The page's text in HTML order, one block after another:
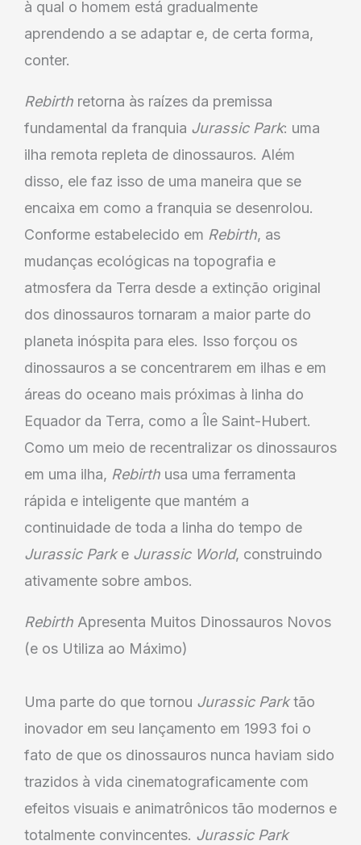
à qual o homem está gradualmente
aprendendo a se adaptar e, de certa forma,
conter.
Rebirth retorna às raízes da premissa
fundamental da franquia Jurassic Park: uma
ilha remota repleta de dinossauros. Além
disso, ele faz isso de uma maneira que se
encaixa em como a franquia se desenrolou.
Conforme estabelecido em Rebirth, as
mudanças ecológicas na topografia e
atmosfera da Terra desde a extinção original
dos dinossauros tornaram a maior parte do
planeta inóspita para eles. Isso forçou os
dinossauros a se concentrarem em ilhas e em
áreas do oceano mais próximas à linha do
Equador da Terra, como a Île Saint-Hubert.
Como um meio de recentralizar os dinossauros
em uma ilha, Rebirth usa uma ferramenta
rápida e inteligente que mantém a
continuidade de toda a linha do tempo de
Jurassic Parke Jurassic World, construindo
ativamente sobre ambos.
Rebirth Apresenta Muitos Dinossauros Novos
(e os Utiliza ao Máximo)
Uma parte do que tornou Jurassic Parktão
inovador em seu lançamento em 1993 foi o
fato de que os dinossauros nunca haviam sido
trazidos à vida cinematograficamente com
efeitos visuais e animatrônicos tão modernos e
totalmente convincentes. Jurassic Park